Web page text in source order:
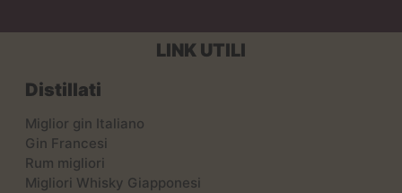
LINK UTILI
Distillati
Miglior gin Italiano
Gin Francesi
Rum migliori
Migliori Whisky Giapponesi